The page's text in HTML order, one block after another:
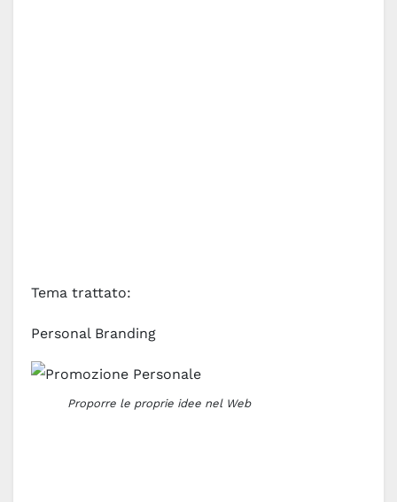
Tema trattato:
Personal Branding
Proporre le proprie idee nel Web